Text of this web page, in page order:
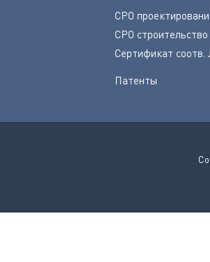
СРО
СРО строительство
Сертификат соотв.
Патенты